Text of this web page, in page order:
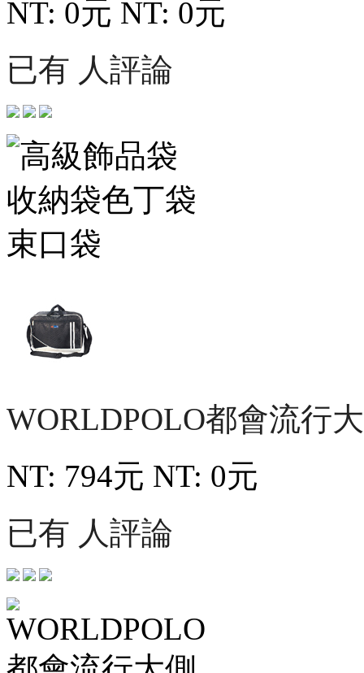
NT: 0元 NT: 0元
已有 人評論
WORLDPOLO都會流行
NT: 794元 NT: 0元
已有 人評論